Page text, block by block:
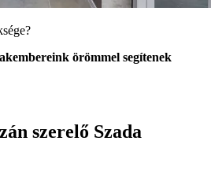
örömmel segítenek
szerelő Szada